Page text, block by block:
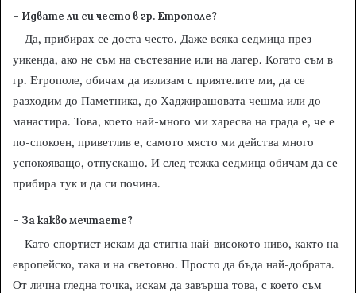
– Идвате ли си често в гр. Етрополе?
– Да, прибирах се доста често. Даже всяка седмица през
уикенда, ако не съм на състезание или на лагер. Когато съм в
гр. Етрополе, обичам да излизам с приятелите ми, да се
разходим до Паметника, до Хаджирашовата чешма или до
манастира. Това, което най-много ми харесва на града е, че е
по-спокоен, приветлив е, самото място ми действа много
успокояващо, отпускащо. И след тежка седмица обичам да се
прибира тук и да си почина.
– За какво мечтаете?
– Като спортист искам да стигна най-високото ниво, както на
европейско, така и на световно. Просто да бъда най-добрата.
От лична гледна точка, искам да завърша това, с което съм